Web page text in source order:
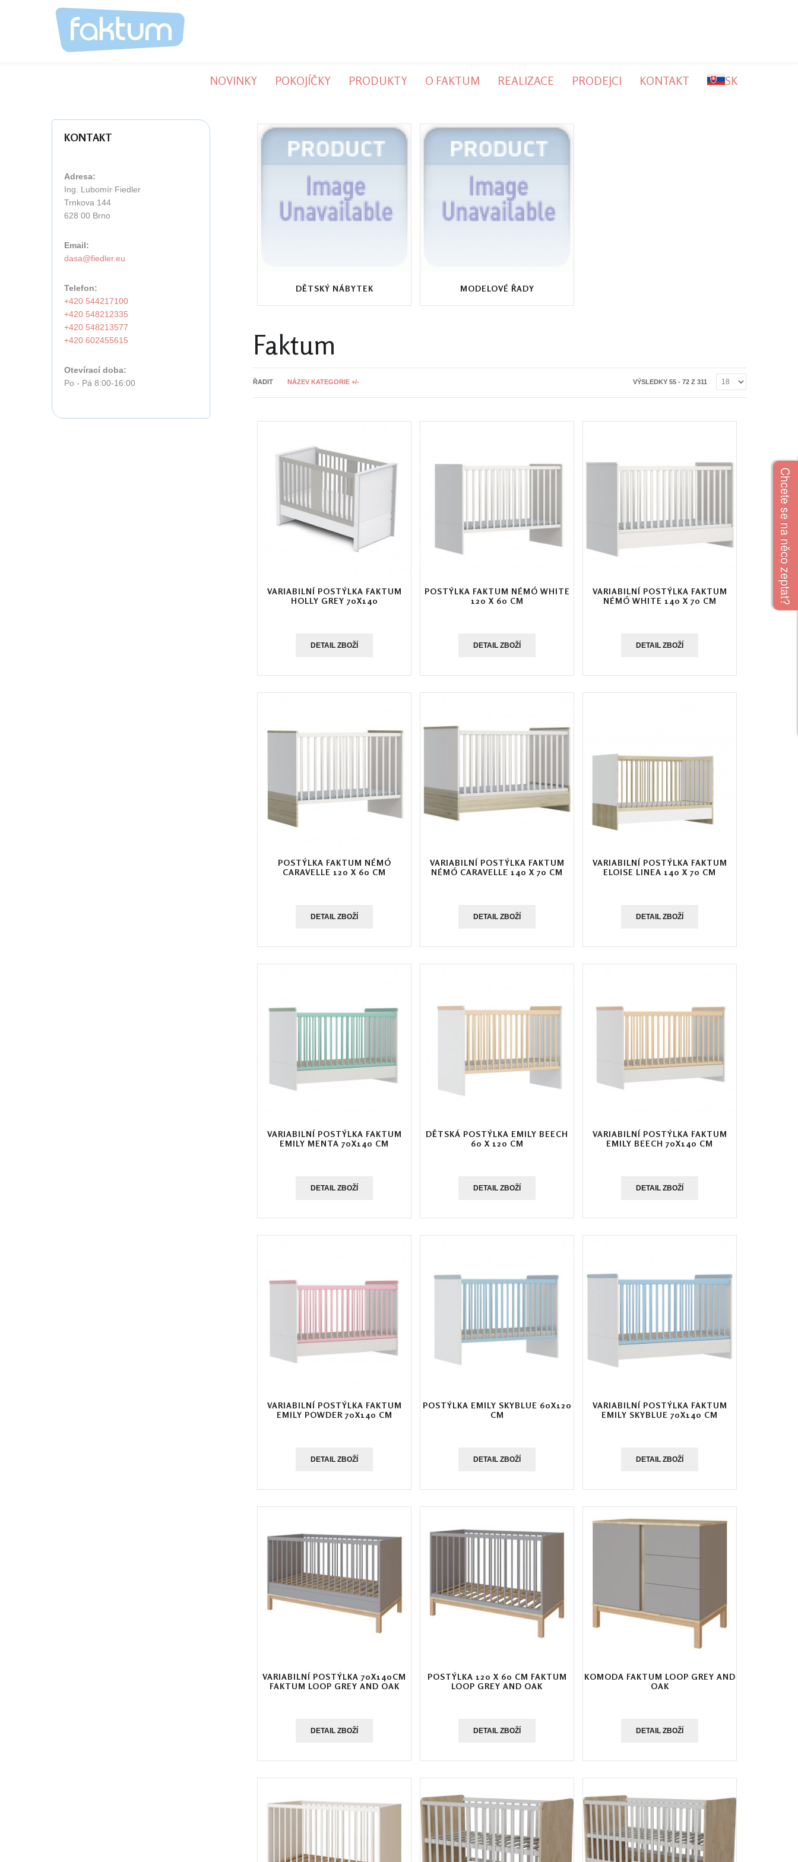
NOVINKY POKOJÍČKY PRODUKTY O FAKTUM REALIZACE PRODEJCI KONTAKT SK
DĚTSKÝ NÁBYTEK MODELOVÉ ŘADY
Faktum
ŘADIT NÁZEV KATEGORIE +/- VÝSLEDKY 55 - 72 Z 311
VARIABILNÍ POSTÝLKA FAKTUM
HOLLY GREY 70X140
DETAIL ZBOŽÍ
POSTÝLKA FAKTUM NÉMÓ WHITE
120 X 60 CM
DETAIL ZBOŽÍ
VARIABILNÍ POSTÝLKA FAKTUM
NÉMÓ WHITE 140 X 70 CM
DETAIL ZBOŽÍ
POSTÝLKA FAKTUM NÉMÓ
CARAVELLE 120 X 60 CM
DETAIL ZBOŽÍ
VARIABILNÍ POSTÝLKA FAKTUM
NÉMÓ CARAVELLE 140 X 70 CM
DETAIL ZBOŽÍ
VARIABILNÍ POSTÝLKA FAKTUM
ELOISE LINEA 140 X 70 CM
DETAIL ZBOŽÍ
VARIABILNÍ POSTÝLKA FAKTUM
EMILY MENTA 70X140 CM
DETAIL ZBOŽÍ
DĚTSKÁ POSTÝLKA EMILY BEECH
60 X 120 CM
DETAIL ZBOŽÍ
VARIABILNÍ POSTÝLKA FAKTUM
EMILY BEECH 70X140 CM
DETAIL ZBOŽÍ
VARIABILNÍ POSTÝLKA FAKTUM
EMILY POWDER 70X140 CM
DETAIL ZBOŽÍ
POSTÝLKA EMILY SKYBLUE 60X120
CM
DETAIL ZBOŽÍ
VARIABILNÍ POSTÝLKA FAKTUM
EMILY SKYBLUE 70X140 CM
DETAIL ZBOŽÍ
VARIABILNÍ POSTÝLKA 70X140CM
FAKTUM LOOP GREY AND OAK
DETAIL ZBOŽÍ
POSTÝLKA 120 X 60 CM FAKTUM
LOOP GREY AND OAK
DETAIL ZBOŽÍ
KOMODA FAKTUM LOOP GREY AND
OAK
DETAIL ZBOŽÍ
KONTAKT
Adresa:
Ing. Lubomír Fiedler
Trnkova 144
628 00 Brno
Email:
Telefon:
+420 544217100
+420 548212335
+420 548213577
+420 602455615
Otevírací doba:
Po - Pá 8:00-16:00
Chcete se na něco zeptat?